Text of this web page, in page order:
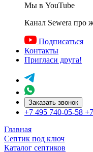
Мы в YouTube
Канал Sewera про
Подписаться
Контакты
Пригласи друга!
Заказать звонок
+7 495 740-05-58
Главная
Септик под ключ
Каталог септиков